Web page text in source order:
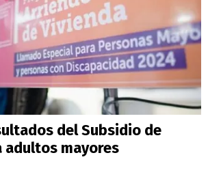
del Subsidio de
adultos mayores